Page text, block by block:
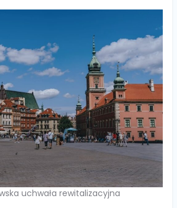
uchwała rewitalizacyjna